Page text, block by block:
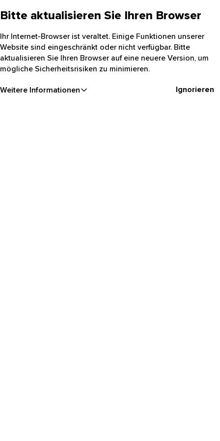
Bitte aktualisieren Sie Ihren Browser
Ihr Internet-Browser ist veraltet. Einige Funktionen unserer
Website sind eingeschränkt oder nicht verfügbar. Bitte
aktualisieren Sie Ihren Browser auf eine neuere Version, um
mögliche Sicherheitsrisiken zu minimieren.
Weitere Informationen Ignorieren